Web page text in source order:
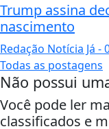
Trump assina
nascimento
Redação Notícia Já -
Todas as postagens
Não possui
Você pode ler
classificados e